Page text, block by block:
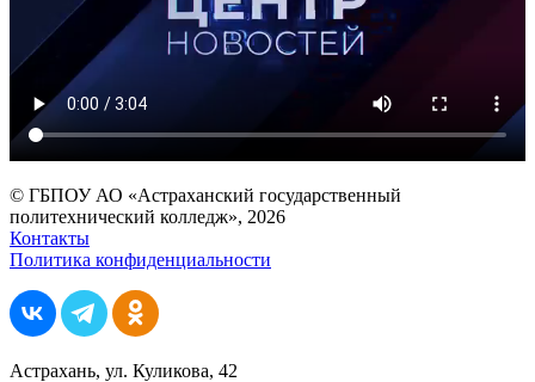
© ГБПОУ АО «Астраханский государственный
политехнический колледж», 2026
Контакты
Политика конфиденциальности
Астрахань, ул. Куликова, 42